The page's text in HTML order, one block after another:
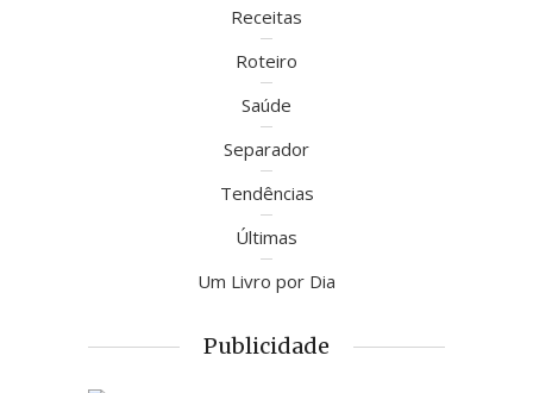
Receitas
Roteiro
Saúde
Separador
Tendências
Últimas
Um Livro por Dia
Publicidade